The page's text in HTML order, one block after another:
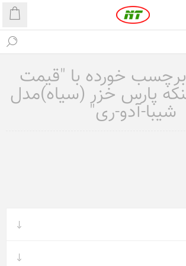
خورده با "قیمت
پارس خزر (سیاه)مدل
شیبا-آدو-ری"